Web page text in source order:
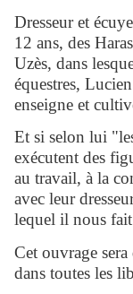
Dresseur et
12 ans, des
Uzès, dans
équestres,
enseigne et
Et si selon lui
exécutent des
au travail, à la
avec leur
lequel il nous
Cet ouvrage
dans toutes les